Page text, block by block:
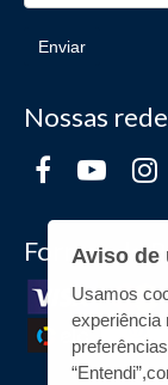
Enviar
Nossas
Formas de
Aviso de
Usamos
experiência